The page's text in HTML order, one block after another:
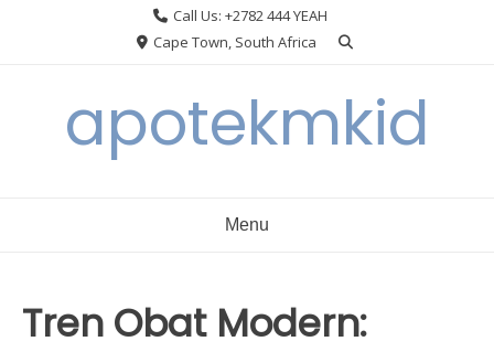
Call Us: +2782 444 YEAH
Cape Town, South Africa
apotekmkid
Menu
Tren Obat Modern: